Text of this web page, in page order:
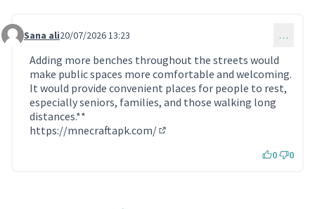
Commentaire 2444
Sana ali20/07/2026 13:23 …
Adding more benches throughout the streets would
make public spaces more comfortable and welcoming.
It would provide convenient places for people to rest,
especially seniors, families, and those walking long
distances.**
https://mnecraftapk.com/
0 0